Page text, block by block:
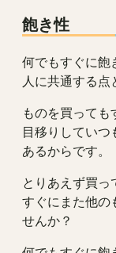
飽き性
何でもすぐに飽
人に共通する点
ものを買って
目移りしていつ
あるからです。
とりあえず買っ
すぐにまた他の
せんか？